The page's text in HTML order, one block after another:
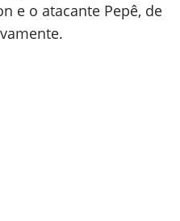
e o atacante Pepê, de